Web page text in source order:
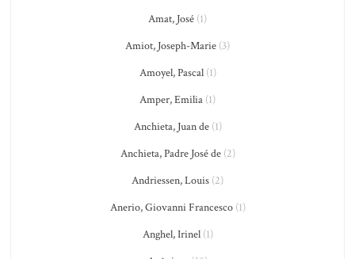
Amat, José (1)
Amiot, Joseph-Marie (3)
Amoyel, Pascal(1)
Amper, Emilia (1)
Anchieta, Juan de(1)
Anchieta, Padre José de(2)
Andriessen, Louis (2)
Anerio, Giovanni Francesco(1)
Anghel, Irinel(1)